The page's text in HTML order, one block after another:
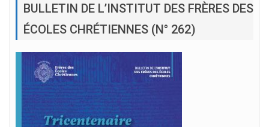
BULLETIN DE L’INSTITUT DES FRÈRES DES
ÉCOLES CHRÉTIENNES (N° 262)